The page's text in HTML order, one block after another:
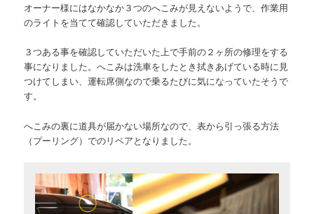
オーナー様にはなかなか３つのへこみが見えないようで、作業用
のライトを当てて確認していただきました。
３つある事を確認していただいた上で手前の２ヶ所の修理をする
事になりました。へこみは洗車をしたとき拭きあげている時に見
つけてしまい、運転席側なので乗るたびに気になっていたそうで
す。
へこみの裏に道具が届かない場所なので、表から引っ張る方法
（プーリング）でのリペアとなりました。